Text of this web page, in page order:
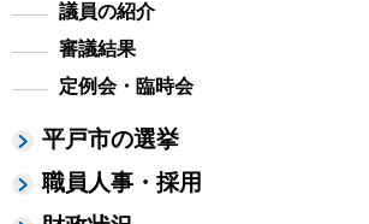
議員の紹介
審議結果
定例会・臨時会
平戸市の選挙
職員人事・採用